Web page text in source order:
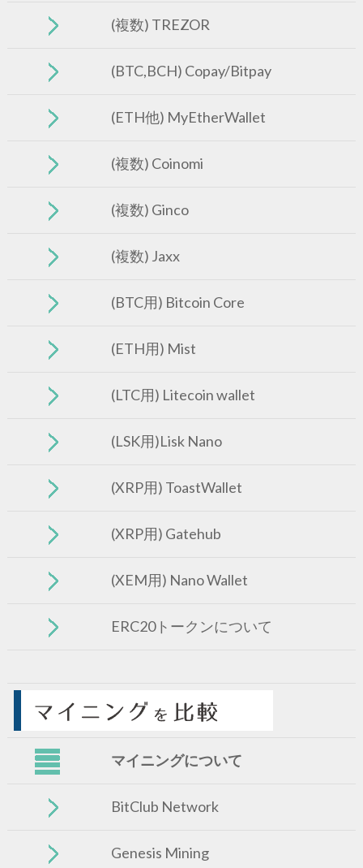
(複数) TREZOR
(BTC,BCH) Copay/Bitpay
(ETH他) MyEtherWallet
(複数) Coinomi
(複数) Ginco
(複数) Jaxx
(BTC用) Bitcoin Core
(ETH用) Mist
(LTC用) Litecoin wallet
(LSK用)Lisk Nano
(XRP用) ToastWallet
(XRP用) Gatehub
(XEM用) Nano Wallet
ERC20トークンについて
マイニングについて
BitClub Network
Genesis Mining